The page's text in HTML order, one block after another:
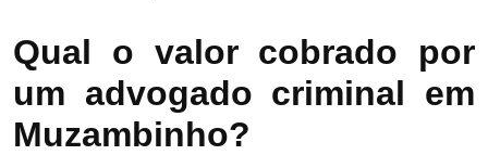
Qual o valor cobrado por
um advogado criminal em
Muzambinho?